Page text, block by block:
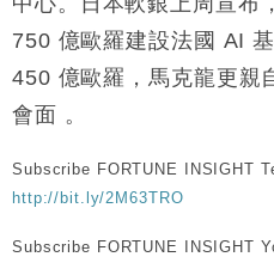
財經｜美商務部擬擴
25%
18:15
本地｜新世界K11 9月
最強
16:33
財經｜滙控重啟最多
750 億歐羅建設法國 AI
450 億歐羅，馬克龍更親
會面 。
Subscribe FORTUNE INSIGHT
http://bit.ly/2M63TRO
Subscribe FORTUNE INSIGHT